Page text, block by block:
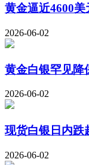
黄金逼近4600美
2026-06-02
黄金白银罕见降
2026-06-02
现货白银日内跌
2026-06-02